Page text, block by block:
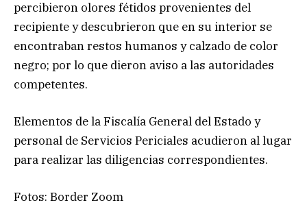
percibieron olores fétidos provenientes del
recipiente y descubrieron que en su interior se
encontraban restos humanos y calzado de color
negro; por lo que dieron aviso a las autoridades
competentes.
Elementos de la Fiscalía General del Estado y
personal de Servicios Periciales acudieron al lugar
para realizar las diligencias correspondientes.
Fotos: Border Zoom